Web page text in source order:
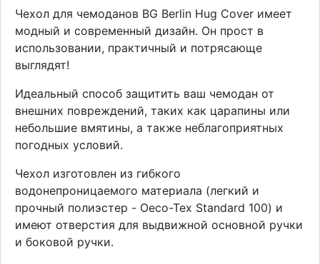
Чехол для чемоданов BG Berlin Hug Cover имеет
модный и современный дизайн. Он прост в
использовании, практичный и потрясающе
выглядят!
Идеальный способ защитить ваш чемодан от
внешних повреждений, таких как царапины или
небольшие вмятины, а также неблагоприятных
погодных условий.
Чехол изготовлен из гибкого
водонепроницаемого материала (легкий и
прочный полиэстер - Oeco-Tex Standard 100) и
имеют отверстия для выдвижной основной ручки
и боковой ручки.